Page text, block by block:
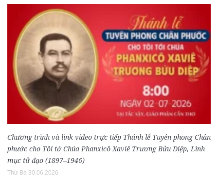
Chương trình và link video trực tiếp Thánh lễ Tuyên phong Chân
phước cho Tôi tớ Chúa Phanxicô Xaviê Trương Bửu Diệp, Linh
mục tử đạo (1897–1946)
Thứ Ba 30.06.2026